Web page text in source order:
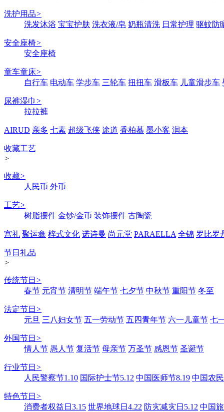
洗护用品>
洗发沐浴 宝宝护肤 洗衣液/皂 奶瓶清洗 日常护理 驱蚊防
安全座椅>
安全座椅
童车童床>
自行车 电动车 学步车 三轮车 扭扭车 滑板车 儿童滑步车
尿裤湿巾 >
拉拉裤
AIRUD 亲多 七素 超级飞侠 途道 香柏慕 墨小客 润本
收藏工艺
>
收藏>
人民币 外币
工艺>
树脂摆件 金钞/金币 装饰摆件 古陶瓷
宫礼 聚运鑫 梓式文化 诺诗曼 尚元堂 PARAELLA 全锦 罗比罗
节日礼品
>
传统节日 >
春节 元宵节 清明节 端午节 七夕节 中秋节 重阳节 冬至
法定节日 >
元旦 三八妇女节 五一劳动节 五四青年节 六一儿童节 七
外国节日 >
情人节 愚人节 复活节 母亲节 万圣节 感恩节 圣诞节
行业节日 >
人民警察节1.10 国际护士节5.12 中国医师节8.19 中国农
特色节日 >
消费者权益日3.15 世界地球日4.22 防灾减灾日5.12 中国